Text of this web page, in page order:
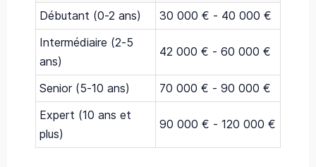
Débutant (0-2 ans)
30 000 € - 40 000 €
Intermédiaire (2-5
ans)
42 000 € - 60 000 €
Senior (5-10 ans)
70 000 € - 90 000 €
Expert (10 ans et
plus)
90 000 € - 120 000 €